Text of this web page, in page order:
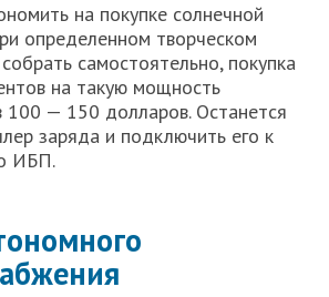
на покупке солнечной
определенном творческом
самостоятельно, покупка
на такую мощность
100 — 150 долларов. Останется
заряда и подключить его к
ИБП.